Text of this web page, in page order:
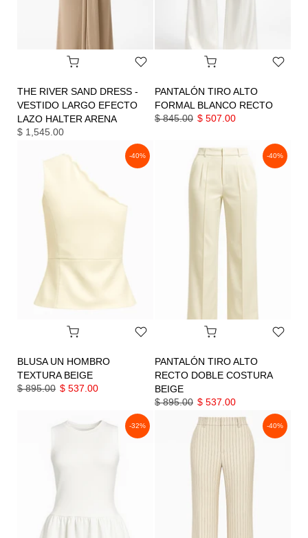
THE RIVER SAND DRESS -
VESTIDO LARGO EFECTO
LAZO HALTER ARENA
$ 1,545.00
PANTALÓN TIRO ALTO
FORMAL BLANCO RECTO
$ 845.00 $ 507.00
-40%
BLUSA UN HOMBRO
TEXTURA BEIGE
$ 895.00 $ 537.00
-40%
PANTALÓN TIRO ALTO
RECTO DOBLE COSTURA
BEIGE
$ 895.00 $ 537.00
-32% -40%